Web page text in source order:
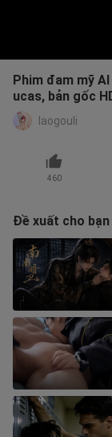
Phim đam mỹ
ucas, bản gốc
laogouli
460
Đề xuất cho bạn